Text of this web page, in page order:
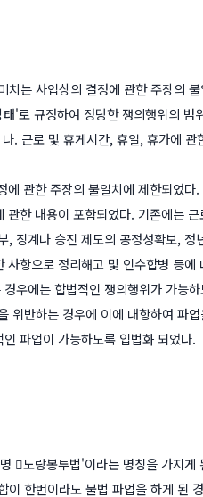
치는 사업상의 결정에 관한 주장의
'로 규정하여 정당한 쟁의행위의 범
. 근로 및 휴게시간, 휴일, 휴가에 관
관한 주장의 불일치에 제한되었다
한 내용이 포함되었다. 기존에는 근
, 징계나 승진 제도의 공정성확보, 정
항으로 정리해고 및 인수합병 등에
우에는 합법적인 쟁의행위가 가능
위반하는 경우에 이에 대항하여 파
파업이 가능하도록 입법화 되었다.
󰡐노랑봉투법'이라는 명칭을 가지게
이 한번이라도 불법 파업을 하게 된